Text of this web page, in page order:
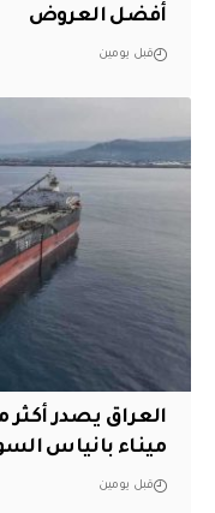
أفضل العروض
قبل يومين
العراق يصدر
ميناء بانياس
قبل يومين